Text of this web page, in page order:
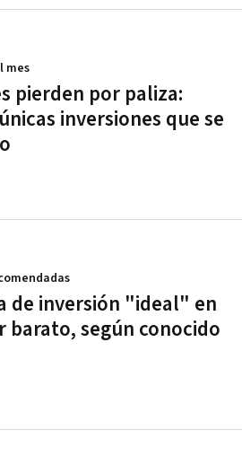
pierden por paliza:
inversiones que se
mes
de inversión "ideal" en
barato, según conocido